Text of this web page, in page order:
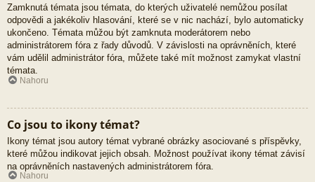
Zamknutá témata jsou témata, do kterých uživatelé nemůžou posílat
odpovědi a jakékoliv hlasování, které se v nic nachází, bylo automaticky
ukončeno. Témata můžou být zamknuta moderátorem nebo
administrátorem fóra z řady důvodů. V závislosti na oprávněních, které
vám udělil administrátor fóra, můžete také mít možnost zamykat vlastní
témata.
Nahoru
Co jsou to ikony témat?
Ikony témat jsou autory témat vybrané obrázky asociované s příspěvky,
které můžou indikovat jejich obsah. Možnost používat ikony témat závisí
na oprávněních nastavených administrátorem fóra.
Nahoru